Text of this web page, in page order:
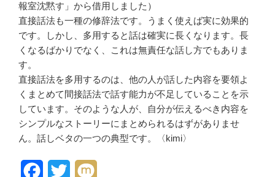
報室沈黙す」から借用しました）
直接話法も一種の修辞法です。うまく使えば実に効果的
です。しかし、多用すると話は確実に長くなります。長
くなるばかりでなく、これは無責任な話し方でもありま
す。
直接話法を多用するのは、他の人が話した内容を要領よ
くまとめて間接話法で話す能力が不足していることを示
しています。そのような人が、自分が伝えるべき内容を
シンプルなストーリーにまとめられるはずがありませ
ん。話しベタの一つの典型です。〈kimi〉